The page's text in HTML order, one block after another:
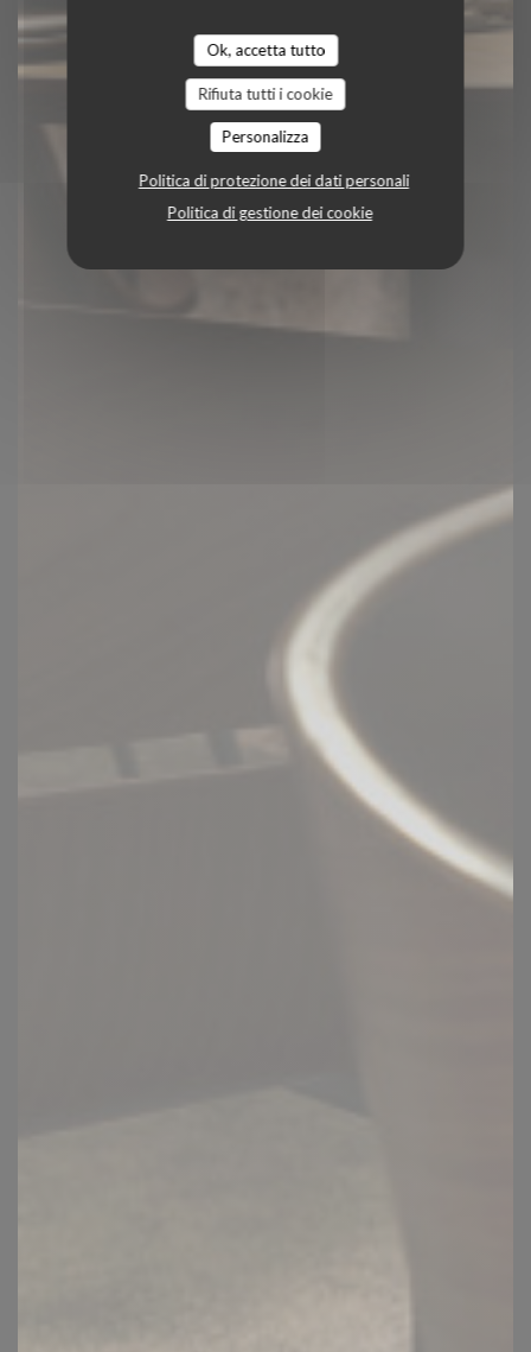
Ok, accetta tutto
Rifiuta tutti i cookie
Personalizza
Politica di protezione dei dati personali
Politica di gestione dei cookie